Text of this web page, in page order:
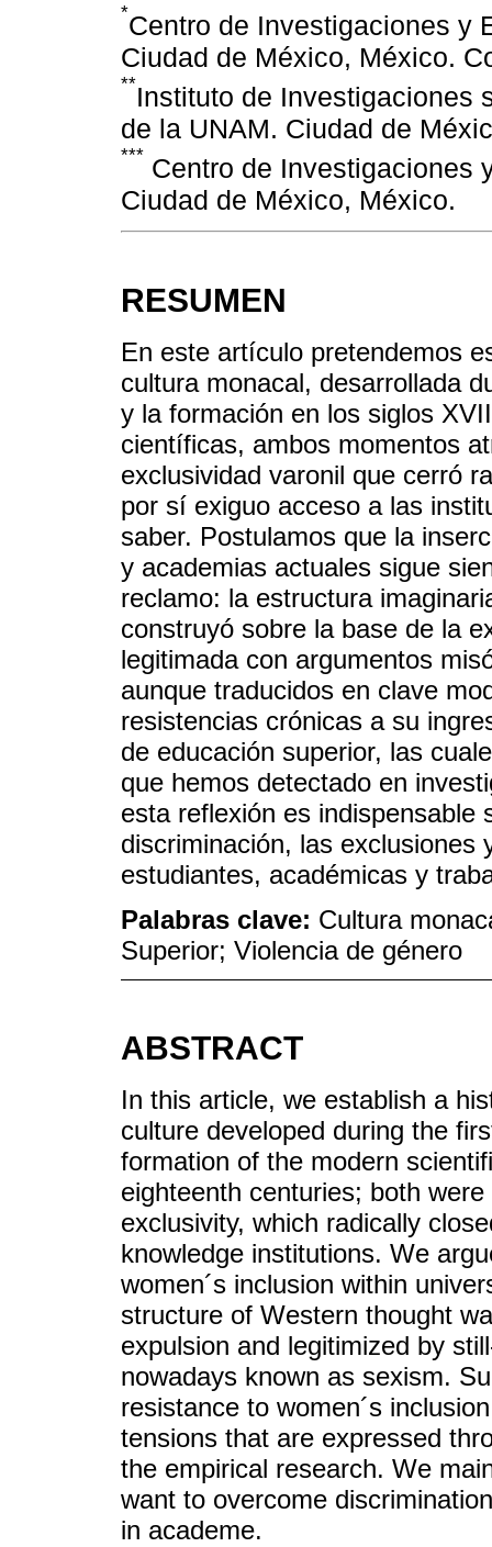
*Centro de Investigaciones y
Ciudad de México, México.
**Instituto de Investigaciones
de la UNAM. Ciudad de
*** Centro de Investigaciones
Ciudad de México, México.
RESUMEN
En este artículo pretendemos
cultura monacal, desarrollada
y la formación en los siglos
científicas, ambos momentos
exclusividad varonil que cerró
por sí exiguo acceso a las
saber. Postulamos que la
y academias actuales sigue
reclamo: la estructura
construyó sobre la base de la
legitimada con argumentos
aunque traducidos en clave
resistencias crónicas a su
de educación superior, las
que hemos detectado en
esta reflexión es indispensable
discriminación, las exclusiones
estudiantes, académicas y
Palabras clave: Cultura
Superior; Violencia de género
ABSTRACT
In this article, we establish a
culture developed during the
formation of the modern
eighteenth centuries; both
exclusivity, which radically
knowledge institutions. We
women´s inclusion within
structure of Western thought
expulsion and legitimized by
nowadays known as sexism.
resistance to women´s
tensions that are expressed
the empirical research. We
want to overcome
in academe.